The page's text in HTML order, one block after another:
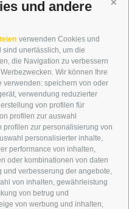
und andere
verwenden Cookies und
unerlässlich, um die
die Navigation zu verbessern
Wir können Ihre
verwenden: speichern von oder
verwendung reduzierter
von profilen für
profilen zur auswahl
profilen zur personalisierung von
personalisierter inhalte,
performance von inhalten,
oder kombinationen von daten
verbesserung der angebote,
von inhalten, gewährleistung
von betrug und
von werbung und inhalten,